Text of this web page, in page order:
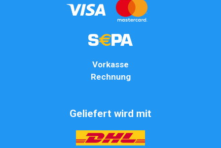
Vorkasse
Rechnung
Geliefert wird mit